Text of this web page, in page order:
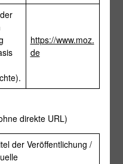
https://www.moz.
de
direkte URL)
der Veröffentlichung /